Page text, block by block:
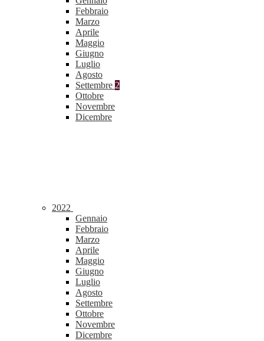
Febbraio
Marzo
Aprile
Maggio
Giugno
Luglio
Agosto
Settembre 2
Ottobre
Novembre
Dicembre
2022
Gennaio
Febbraio
Marzo
Aprile
Maggio
Giugno
Luglio
Agosto
Settembre
Ottobre
Novembre
Dicembre